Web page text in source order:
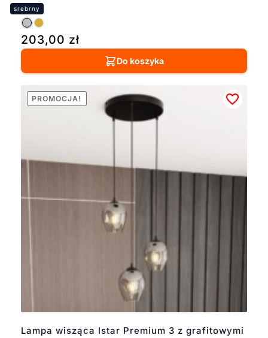
203,00 zł
Do koszyka
Lampa wisząca Istar Premium 3 z grafitowymi
PROMOCJA!